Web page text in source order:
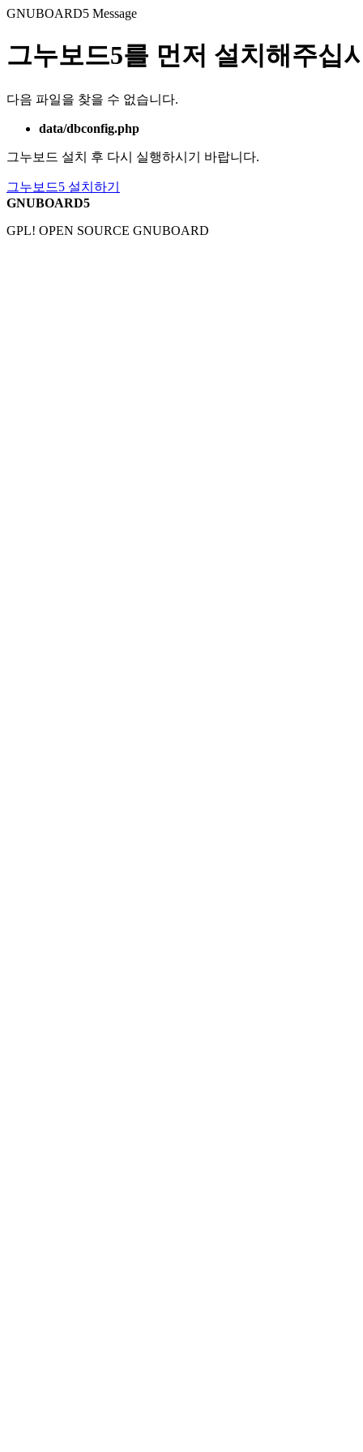
GNUBOARD5 Message
그누보드5를 먼저 설치해주십
다음 파일을 찾을 수 없습니다.
data/dbconfig.php
그누보드 설치 후 다시 실행하시기 바랍니다.
그누보드5 설치하기
GNUBOARD5
GPL! OPEN SOURCE GNUBOARD